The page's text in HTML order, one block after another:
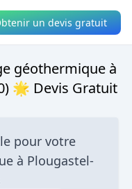
un devis gratuit
géothermique à
🌟 Devis Gratuit
pour votre
à Plougastel-